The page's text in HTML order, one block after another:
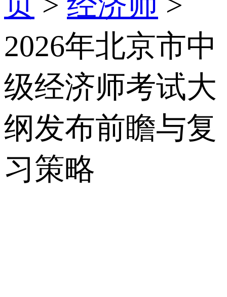
2026年北京市中
级经济师考试大
纲发布前瞻与复
习策略